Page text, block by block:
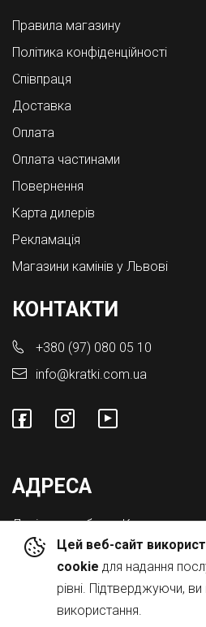
Цей веб-сайт
cookie для надання
рівні. Підтверджуючи,
використання.
Правила магазину
Політика конфіденційності
Співпраця
Доставка
Оплата
Оплата частинами
Повернення
Карта дилерів
Рекламація
Магазини камінів у Львові
КОНТАКТИ
+380 (97) 080 05 10
info@kratki.com.ua
АДРЕСА
Львівська обл., с. Конопниця,
Вул. Городоцька 8а